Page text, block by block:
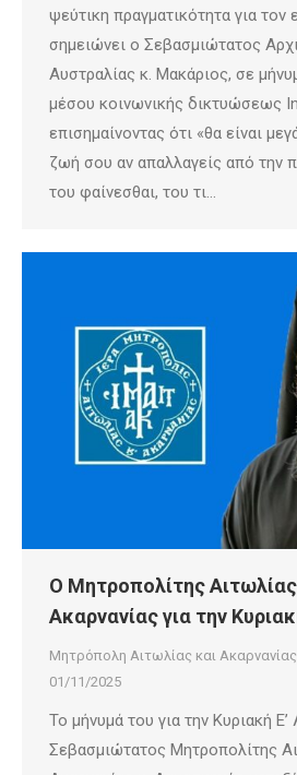
ψεύτικη πραγματικότητα για τον
σημειώνει ο Σεβασμιώτατος
Αυστραλίας κ. Μακάριος, σε
μέσου κοινωνικής δικτυώσεως
επισημαίνοντας ότι «θα είναι
ζωή σου αν απαλλαγείς από την
του φαίνεσθαι, του τι…
Ο Μητροπολίτης
Ακαρνανίας για την
Μητρόπολη Αιτωλίας και Ακαρνανίας
01/11/2025
Το μήνυμά του για την Κυριακή
Σεβασμιώτατος Μητροπολίτης